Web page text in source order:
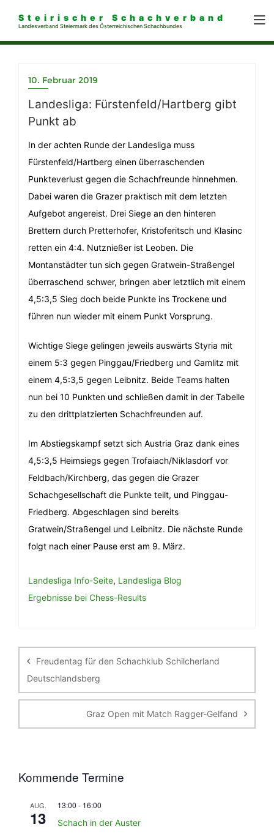
Steirischer Schachverband
Landesverband Steiermark des Österreichischen Schachbundes
10. Februar 2019
Landesliga: Fürstenfeld/Hartberg gibt
Punkt ab
In der achten Runde der Landesliga muss
Fürstenfeld/Hartberg einen überraschenden
Punkteverlust gegen die Schachfreunde hinnehmen.
Dabei waren die Grazer praktisch mit dem letzten
Aufgebot angereist. Drei Siege an den hinteren
Brettern durch Pretterhofer, Kristoferitsch und Klasinc
retten ein 4:4. Nutznießer ist Leoben. Die
Montanstädter tun sich gegen Gratwein-Straßengel
überraschend schwer, bringen aber letztlich mit einem
4,5:3,5 Sieg doch beide Punkte ins Trockene und
führen nun wieder mit einem Punkt Vorsprung.
Wichtige Siege gelingen jeweils auswärts Styria mit
einem 5:3 gegen Pinggau/Friedberg und Gamlitz mit
einem 4,5:3,5 gegen Leibnitz. Beide Teams halten
nun bei 10 Punkten und schließen damit in der Tabelle
zu den drittplatzierten Schachfreunden auf.
Im Abstiegskampf setzt sich Austria Graz dank eines
4,5:3,5 Heimsiegs gegen Trofaiach/Niklasdorf vor
Feldbach/Kirchberg, das gegen die Grazer
Schachgesellschaft die Punkte teilt, und Pinggau-
Friedberg. Abgeschlagen sind bereits
Gratwein/Straßengel und Leibnitz. Die nächste Runde
folgt nach einer Pause erst am 9. März.
Landesliga Info-Seite, Landesliga Blog
Ergebnisse bei Chess-Results
Freudentag für den Schachklub Schilcherland
Deutschlandsberg
Graz Open mit Match Ragger-Gelfand
Kommende Termine
AUG.
13
13:00 - 16:00
Schach in der Auster